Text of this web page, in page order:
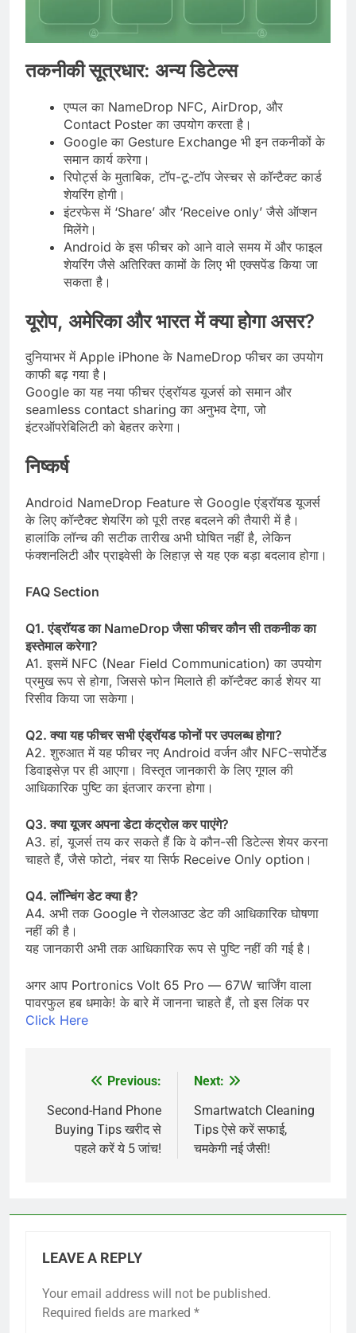
तकनीकी सूत्रधार: अन्य डिटेल्स
एप्पल का NameDrop NFC, AirDrop, और
Contact Poster का उपयोग करता है।
Google का Gesture Exchange भी इन तकनीकों के
समान कार्य करेगा।
रिपोर्ट्स के मुताबिक, टॉप-टू-टॉप जेस्चर से कॉन्टैक्ट कार्ड
शेयरिंग होगी।
इंटरफेस में ‘Share’ और ‘Receive only’ जैसे ऑप्शन
मिलेंगे।
Android के इस फीचर को आने वाले समय में और फाइल
शेयरिंग जैसे अतिरिक्त कामों के लिए भी एक्सपेंड किया जा
सकता है।
यूरोप, अमेरिका और भारत में क्या होगा असर?
दुनियाभर में Apple iPhone के NameDrop फीचर का उपयोग
काफी बढ़ गया है।
Google का यह नया फीचर एंड्रॉयड यूजर्स को समान और
seamless contact sharing का अनुभव देगा, जो
इंटरऑपरेबिलिटी को बेहतर करेगा।
निष्कर्ष
Android NameDrop Feature से Google एंड्रॉयड यूजर्स
के लिए कॉन्टैक्ट शेयरिंग को पूरी तरह बदलने की तैयारी में है।
हालांकि लॉन्च की सटीक तारीख अभी घोषित नहीं है, लेकिन
फंक्शनलिटी और प्राइवेसी के लिहाज़ से यह एक बड़ा बदलाव होगा।
FAQ Section
Q1. एंड्रॉयड का NameDrop जैसा फीचर कौन सी तकनीक का
इस्तेमाल करेगा?
A1. इसमें NFC (Near Field Communication) का उपयोग
प्रमुख रूप से होगा, जिससे फोन मिलाते ही कॉन्टैक्ट कार्ड शेयर या
रिसीव किया जा सकेगा।
Q2. क्या यह फीचर सभी एंड्रॉयड फोनों पर उपलब्ध होगा?
A2. शुरुआत में यह फीचर नए Android वर्जन और NFC-सपोर्टेड
डिवाइसेज़ पर ही आएगा। विस्तृत जानकारी के लिए गूगल की
आधिकारिक पुष्टि का इंतजार करना होगा।
Q3. क्या यूजर अपना डेटा कंट्रोल कर पाएंगे?
A3. हां, यूजर्स तय कर सकते हैं कि वे कौन-सी डिटेल्स शेयर करना
चाहते हैं, जैसे फोटो, नंबर या सिर्फ Receive Only option।
Q4. लॉन्चिंग डेट क्या है?
A4. अभी तक Google ने रोलआउट डेट की आधिकारिक घोषणा
नहीं की है।
यह जानकारी अभी तक आधिकारिक रूप से पुष्टि नहीं की गई है।
​अगर आप Portronics Volt 65 Pro — 67W चार्जिंग वाला
पावरफुल हब धमाके! के बारे में जानना चाहते हैं, तो इस लिंक पर
Click Here
navigation
Previous:
Second-Hand Phone
Buying Tips खरीद से
पहले करें ये 5 जांच!
Next:
Smartwatch Cleaning
Tips ऐसे करें सफाई,
चमकेगी नई जैसी!
LEAVE A REPLY
Your email address will not be published.
Required fields are marked *